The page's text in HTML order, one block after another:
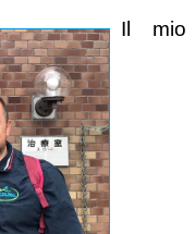
Il mio